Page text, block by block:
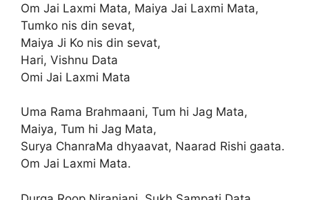
Om Jai Laxmi Mata, Maiya Jai Laxmi Mata,
Tumko nis din sevat,
Maiya Ji Ko nis din sevat,
Hari, Vishnu Data
Omi Jai Laxmi Mata
Uma Rama Brahmaani, Tum hi Jag Mata,
Maiya, Tum hi Jag Mata,
Surya ChanraMa dhyaavat, Naarad Rishi gaata.
Om Jai Laxmi Mata.